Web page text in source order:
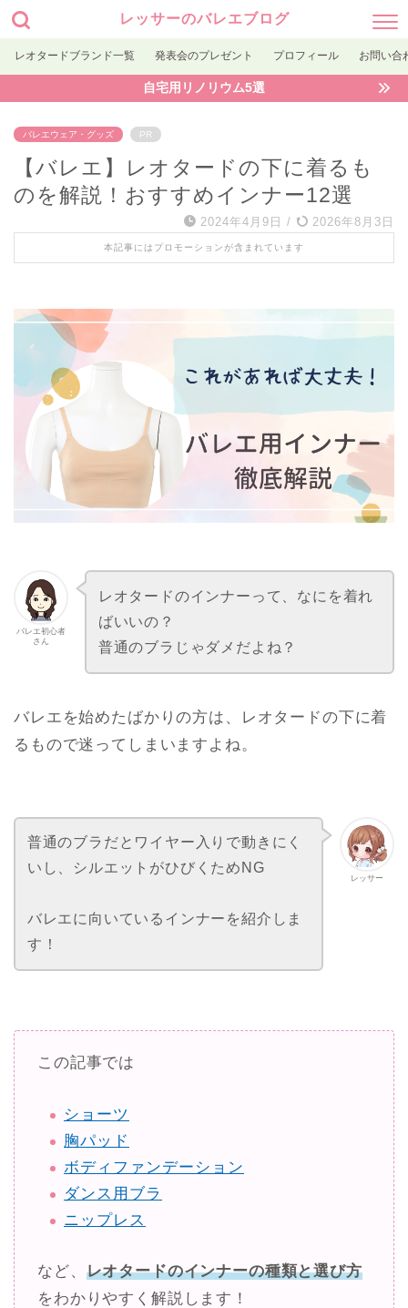
レッサーのバレエブログ
レオタードブランド一覧 発表会のプレゼント プロフィール お問い合
自宅用リノリウム5選
バレエウェア・グッズ PR
【バレエ】レオタードの下に着るも
のを解説！おすすめインナー12選
2024年4月9日 / 2026年8月3日
本記事にはプロモーションが含まれています
バレエ初心者
さん
レオタードのインナーって、なにを着れ
ばいいの？
普通のブラじゃダメだよね？
バレエを始めたばかりの方は、レオタードの下に着
るもので迷ってしまいますよね。
レッサー
普通のブラだとワイヤー入りで動きにく
いし、シルエットがひびくためNG
バレエに向いているインナーを紹介しま
す！
この記事では
ショーツ
胸パッド
ボディファンデーション
ダンス用ブラ
ニップレス
など、 レオタードのインナーの種類と選び方
をわかりやすく解説します！